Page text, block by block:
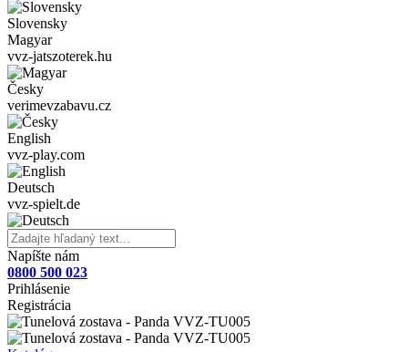
Slovensky
Magyar
vvz-jatszoterek.hu
Česky
verimevzabavu.cz
English
vvz-play.com
Deutsch
vvz-spielt.de
Napíšte nám
0800 500 023
Prihlásenie
Registrácia